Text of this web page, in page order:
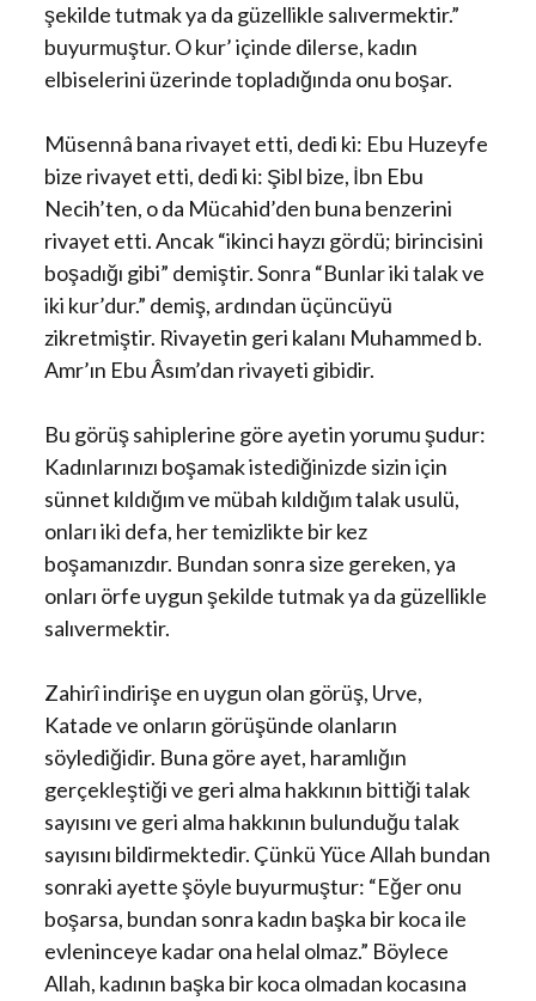
şekilde tutmak ya da güzellikle salıvermektir.”
buyurmuştur. O kur’ içinde dilerse, kadın
elbiselerini üzerinde topladığında onu boşar.
Müsennâ bana rivayet etti, dedi ki: Ebu Huzeyfe
bize rivayet etti, dedi ki: Şibl bize, İbn Ebu
Necih’ten, o da Mücahid’den buna benzerini
rivayet etti. Ancak “ikinci hayzı gördü; birincisini
boşadığı gibi” demiştir. Sonra “Bunlar iki talak ve
iki kur’dur.” demiş, ardından üçüncüyü
zikretmiştir. Rivayetin geri kalanı Muhammed b.
Amr’ın Ebu Âsım’dan rivayeti gibidir.
Bu görüş sahiplerine göre ayetin yorumu şudur:
Kadınlarınızı boşamak istediğinizde sizin için
sünnet kıldığım ve mübah kıldığım talak usulü,
onları iki defa, her temizlikte bir kez
boşamanızdır. Bundan sonra size gereken, ya
onları örfe uygun şekilde tutmak ya da güzellikle
salıvermektir.
Zahirî indirişe en uygun olan görüş, Urve,
Katade ve onların görüşünde olanların
söylediğidir. Buna göre ayet, haramlığın
gerçekleştiği ve geri alma hakkının bittiği talak
sayısını ve geri alma hakkının bulunduğu talak
sayısını bildirmektedir. Çünkü Yüce Allah bundan
sonraki ayette şöyle buyurmuştur: “Eğer onu
boşarsa, bundan sonra kadın başka bir koca ile
evleninceye kadar ona helal olmaz.” Böylece
Allah, kadının başka bir koca olmadan kocasına